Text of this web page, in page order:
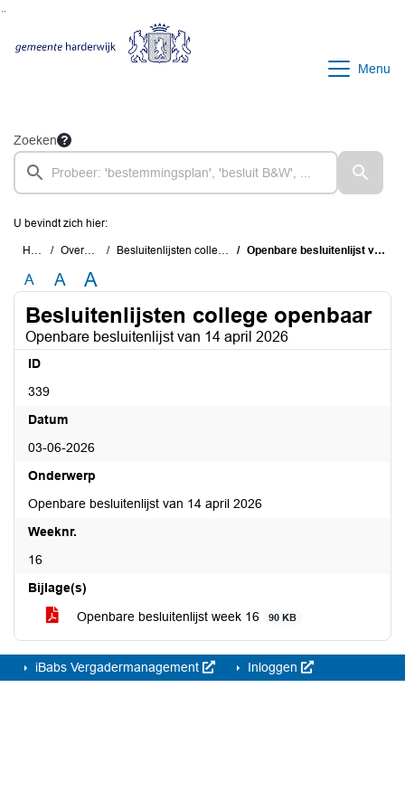
Menu
Zoeken
U bevindt zich hier:
Home Overzichten Besluitenlijsten college openbaar Openbare besluitenlijst van 14 april 2026
A A A
Besluitenlijsten college openbaar
Openbare besluitenlijst van 14 april 2026
ID
339
Datum
03-06-2026
Onderwerp
Openbare besluitenlijst van 14 april 2026
Weeknr.
16
Bijlage(s)
Openbare besluitenlijst week 16
90 KB
iBabs Vergadermanagement Inloggen